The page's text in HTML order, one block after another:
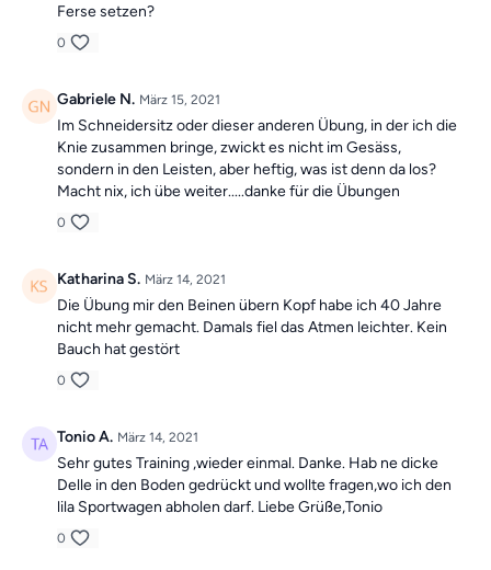
Ferse setzen?
0
Gabriele N. März 15, 2021
Im Schneidersitz oder dieser anderen Übung, in der ich die
Knie zusammen bringe, zwickt es nicht im Gesäss,
sondern in den Leisten, aber heftig, was ist denn da los?
Macht nix, ich übe weiter.....danke für die Übungen
0
Katharina S. März 14, 2021
Die Übung mir den Beinen übern Kopf habe ich 40 Jahre
nicht mehr gemacht. Damals fiel das Atmen leichter. Kein
Bauch hat gestört
0
Tonio A. März 14, 2021
Sehr gutes Training ,wieder einmal. Danke. Hab ne dicke
Delle in den Boden gedrückt und wollte fragen,wo ich den
lila Sportwagen abholen darf. Liebe Grüße,Tonio
0